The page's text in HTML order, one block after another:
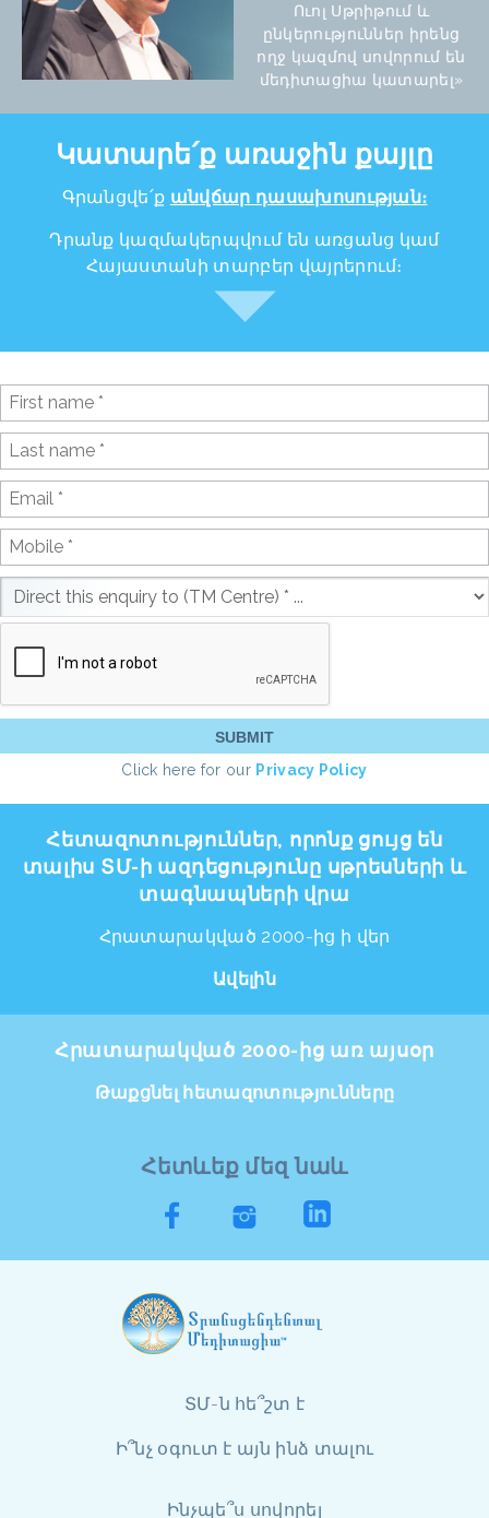
Ուոլ Սթրիթում և
ընկերություններ իրենց
ողջ կազմով սովորում են
մեդիտացիա կատարել»
Կատարե՛ք առաջին քայլը
Գրանցվե՛ք անվճար դասախոսության։
Դրանք կազմակերպվում են առցանց կամ
Հայաստանի տարբեր վայրերում։
Click here for our Privacy Policy
Հետազոտություններ, որոնք ցույց են
տալիս ՏՄ-ի ազդեցությունը սթրեսների և
տագնապների վրա
Հրատարակված 2000-ից ի վեր
Ավելին
Հրատարակված 2000-ից առ այսօր
Թաքցնել հետազոտությունները
Հետևեք մեզ նաև
ՏՄ-ն հե՞շտ է
Ի՞նչ օգուտ է այն ինձ տալու
Ինչպե՞ս սովորել